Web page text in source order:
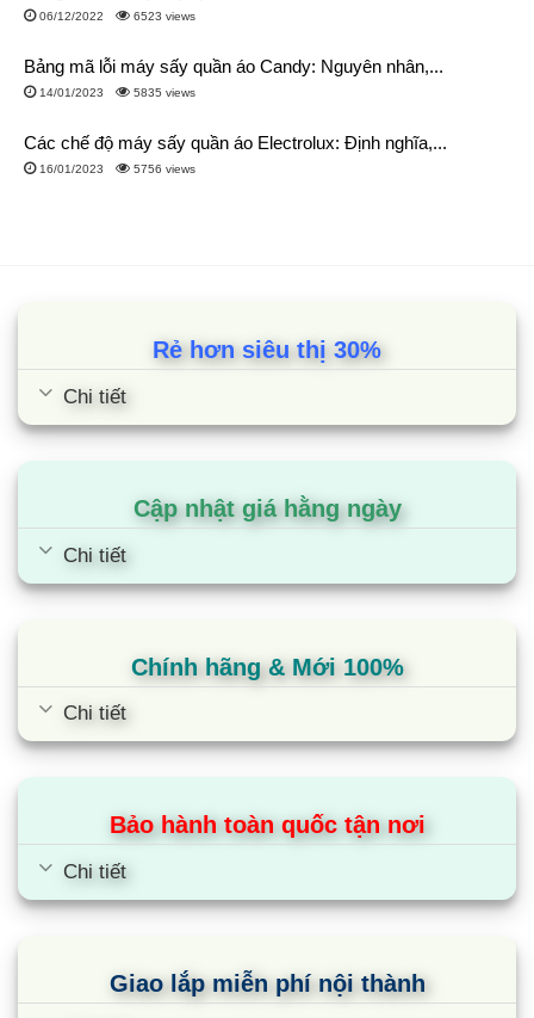
06/12/2022 6523 views
Bảng mã lỗi máy sấy quần áo Candy: Nguyên nhân,...
14/01/2023 5835 views
Các chế độ máy sấy quần áo Electrolux: Định nghĩa,...
16/01/2023 5756 views
Rẻ hơn siêu thị 30%
Chi tiết
Cập nhật giá hằng ngày
Chi tiết
Chính hãng & Mới 100%
Chi tiết
Bảo hành toàn quốc tận nơi
Chi tiết
Giao lắp miễn phí nội thành